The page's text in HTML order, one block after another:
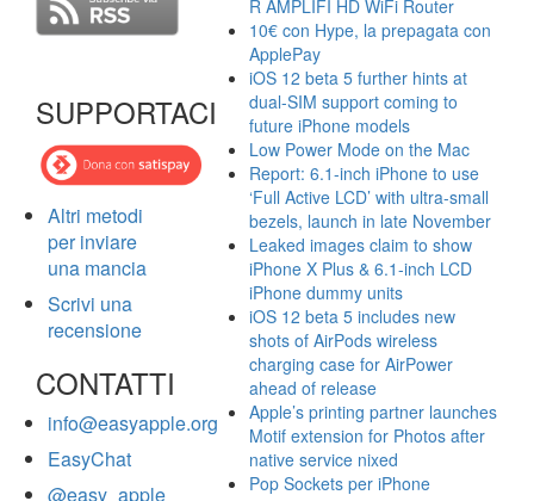
SUPPORTACI
Altri metodi
per inviare
una mancia
Scrivi una
recensione
CONTATTI
info@easyapple.org
EasyChat
@easy_apple
R AMPLIFI HD WiFi Router
10€ con Hype, la prepagata con
ApplePay
iOS 12 beta 5 further hints at
dual-SIM support coming to
future iPhone models
Low Power Mode on the Mac
Report: 6.1-inch iPhone to use
‘Full Active LCD’ with ultra-small
bezels, launch in late November
Leaked images claim to show
iPhone X Plus & 6.1-inch LCD
iPhone dummy units
iOS 12 beta 5 includes new
shots of AirPods wireless
charging case for AirPower
ahead of release
Apple’s printing partner launches
Motif extension for Photos after
native service nixed
Pop Sockets per iPhone